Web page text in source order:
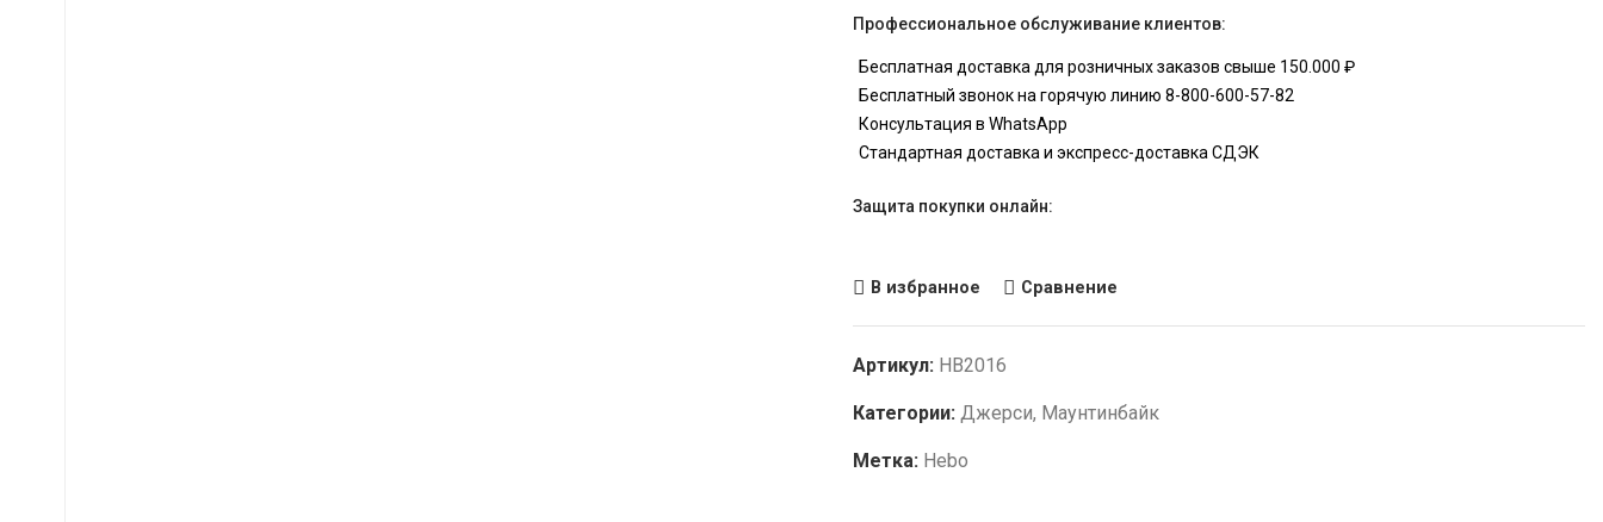
Профессиональное обслуживание клиентов:
Бесплатная доставка для розничных заказов свыше 150.000 ₽
Бесплатный звонок на горячую линию 8-800-600-57-82
Консультация в WhatsApp
Стандартная доставка и экспресс-доставка СДЭК
Защита покупки онлайн:
В избранное Сравнение
Артикул: HB2016
Категории: Джерси, Маунтинбайк
Метка: Hebo